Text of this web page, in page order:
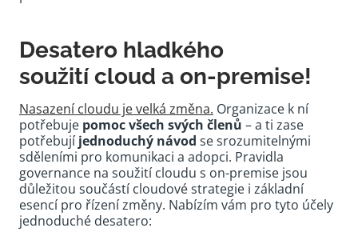
Desatero hladkého
soužití cloud a on-premise!
Nasazení cloudu je velká změna. Organizace k ní
potřebuje pomoc všech svých členů – a ti zase
potřebujíjednoduchý návod se srozumitelnými
sděleními pro komunikaci a adopci. Pravidla
governance na soužití cloudu s on-premise jsou
důležitou součástí cloudové strategie i základní
esencí pro řízení změny. Nabízím vám pro tyto účely
jednoduché desatero: